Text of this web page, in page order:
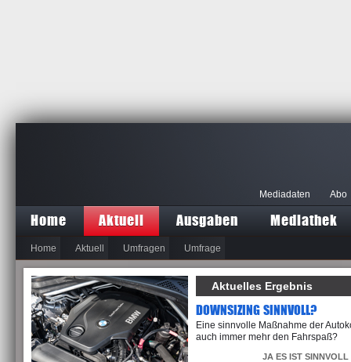
Mediadaten Abo
Home Aktuell Ausgaben Mediathek
Home Aktuell Umfragen Umfrage
Aktuelles Ergebnis
DOWNSIZING SINNVOLL?
Eine sinnvolle Maßnahme der
auch immer mehr den Fahrspaß?
JA ES IST SINNVOLL